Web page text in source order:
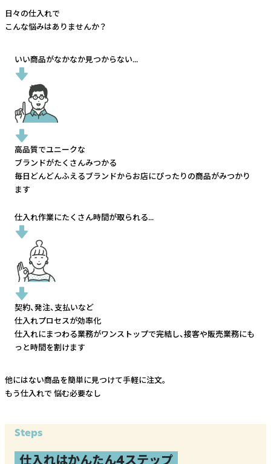
日々の仕入れで
こんな悩みはありませんか？
いい商品がなかなか見つからない...
高品質でユニークな
ブランドがたくさんみつかる
毎日どんどんふえるブランドからお店にぴったりの商品がみつかり
ます
仕入れ作業にたくさん時間が取られる...
契約、発注、支払いなど
仕入れプロセスが効率化
仕入れにまつわる業務がワンストップで完結し、接客や販売業務にも
っと時間を割けます
他にはない商品を簡単に見つけて手軽に注文。
もう仕入れで 悩む必要なし
Steps
仕入れはかんたん4ステップ